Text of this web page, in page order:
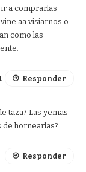
ir a comprarlas
aa visiarnos o
como las
taza? Las yemas
de hornearlas?
Responder
Responder